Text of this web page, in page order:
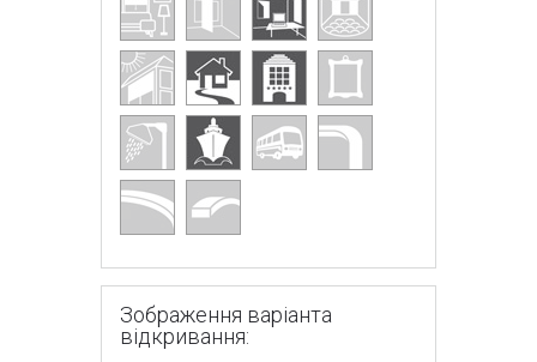
Зображення варіанта
відкривання: